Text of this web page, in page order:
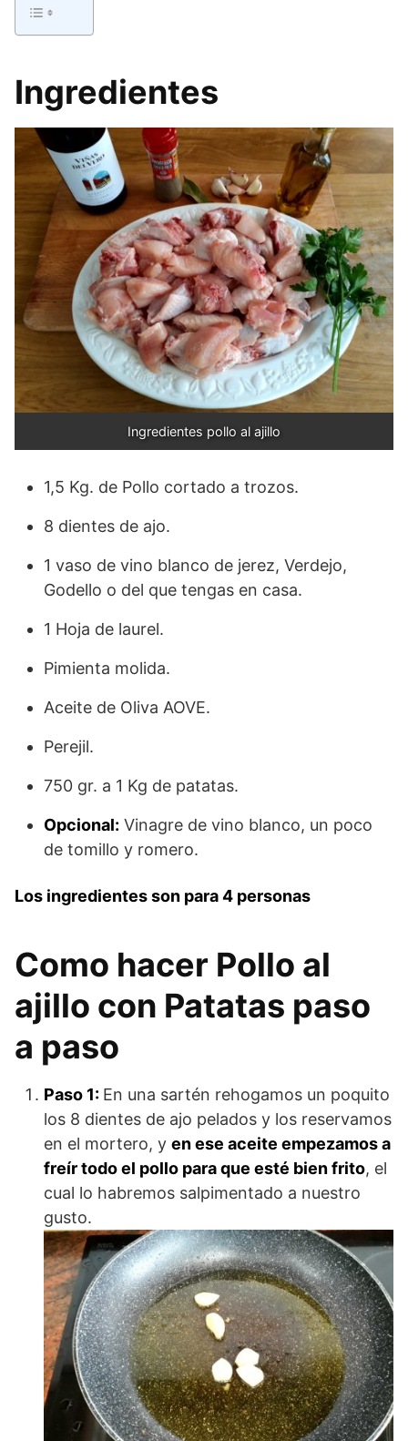
Ingredientes
Ingredientes pollo al ajillo
1,5 Kg. de Pollo cortado a trozos.
8 dientes de ajo.
1 vaso de vino blanco de jerez, Verdejo,
Godello o del que tengas en casa.
1 Hoja de laurel.
Pimienta molida.
Aceite de Oliva AOVE.
Perejil.
750 gr. a 1 Kg de patatas.
Opcional: Vinagre de vino blanco, un poco
de tomillo y romero.
Los ingredientes son para 4 personas
Como hacer Pollo al
ajillo con Patatas paso
a paso
Paso 1: En una sartén rehogamos un poquito
los 8 dientes de ajo pelados y los reservamos
en el mortero, y en ese aceite empezamos a
freír todo el pollo para que esté bien frito, el
cual lo habremos salpimentado a nuestro
gusto.